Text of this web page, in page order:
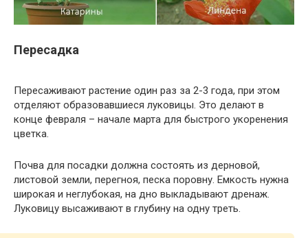
Пересадка
Пересаживают растение один раз за 2-3 года, при этом
отделяют образовавшиеся луковицы. Это делают в
конце февраля – начале марта для быстрого укоренения
цветка.
Почва для посадки должна состоять из дерновой,
листовой земли, перегноя, песка поровну. Емкость нужна
широкая и неглубокая, на дно выкладывают дренаж.
Луковицу высаживают в глубину на одну треть.